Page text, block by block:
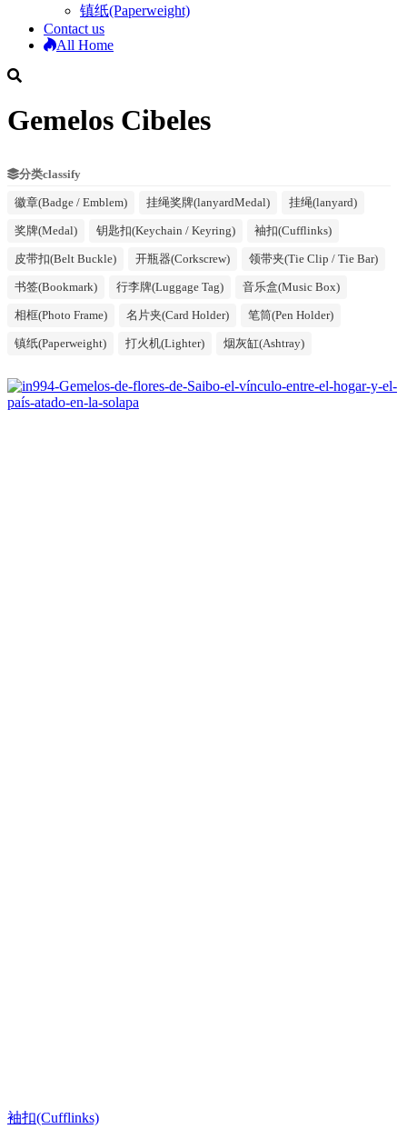
镇纸(Paperweight)
Contact us
All Home
Gemelos Cibeles
分类classify
徽章(Badge / Emblem) 挂绳奖牌(lanyardMedal) 挂绳(lanyard)
奖牌(Medal) 钥匙扣(Keychain / Keyring) 袖扣(Cufflinks)
皮带扣(Belt Buckle) 开瓶器(Corkscrew) 领带夹(Tie Clip / Tie Bar)
书签(Bookmark) 行李牌(Luggage Tag) 音乐盒(Music Box)
相框(Photo Frame) 名片夹(Card Holder) 笔筒(Pen Holder)
镇纸(Paperweight) 打火机(Lighter) 烟灰缸(Ashtray)
袖扣(Cufflinks)